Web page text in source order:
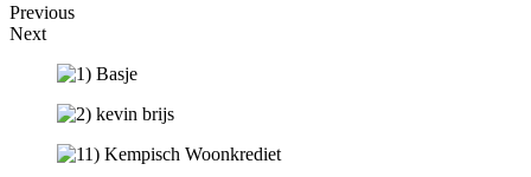
Previous
Next